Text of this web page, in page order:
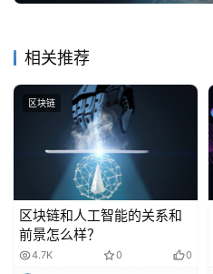
相关推荐
区块链
区块链和人工智能的关系和
前景怎么样？
4.7K 0 0